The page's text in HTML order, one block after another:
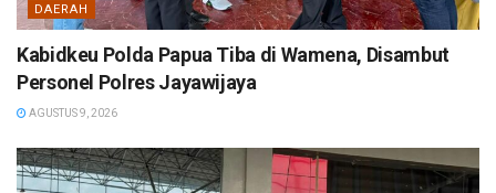
DAERAH
Kabidkeu Polda Papua Tiba di Wamena, Disambut
Personel Polres Jayawijaya
AGUSTUS 9, 2026